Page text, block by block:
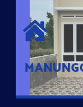
Cluster
mini
dengan